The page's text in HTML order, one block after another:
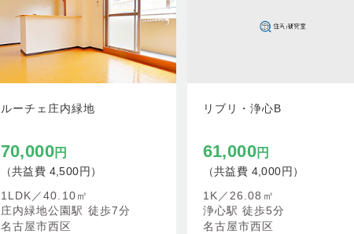
ルーチェ庄内緑地
70,000円
（共益費 4,500円）
名古屋市西区
1LDK／40.10㎡
庄内緑地公園駅 徒歩7分
リブリ・浄心B
61,000円
（共益費 4,000円）
名古屋市西区
1K／ 26.08㎡
浄心駅 徒歩5分